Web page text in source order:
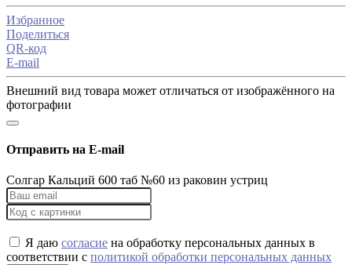
Избранное
Поделиться
QR-код
E-mail
Внешний вид товара может отличаться от изображённого на
фотографии
Отправить на E-mail
Солгар Кальций 600 таб №60 из раковин устриц
Я даю согласие на обработку персональных данных в
соответствии с политикой обработки персональных данных